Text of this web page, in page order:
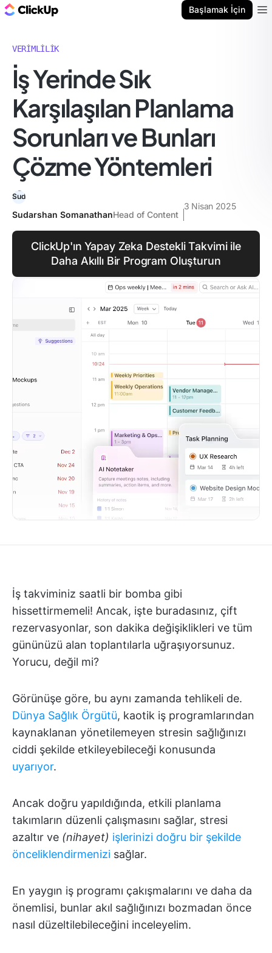
Başlamak İçin
VERIMLILIK
İş Yerinde Sık
Karşılaşılan Planlama
Sorunları ve Bunları
Çözme Yöntemleri
Sudarshan SomanathanHead of Content
3 Nisan 2025
ClickUp'ın Yapay Zeka Destekli Takvimi ile
Daha Akıllı Bir Program Oluşturun
İş takviminiz saatli bir bomba gibi
hissettirmemeli! Ancak, işte buradasınız, çift
rezervasyonlar, son dakika değişiklikleri ve tüm
gününüzü alan toplantılarla uğraşıyorsunuz.
Yorucu, değil mi?
Görünüşe göre, bu aynı zamanda tehlikeli de.
Dünya Sağlık Örgütü, kaotik iş programlarından
kaynaklanan yönetilemeyen stresin sağlığınızı
ciddi şekilde etkileyebileceği konusunda
uyarıyor.
Ancak doğru yapıldığında, etkili planlama
takımların düzenli çalışmasını sağlar, stresi
azaltır ve (nihayet) işlerinizi doğru bir şekilde
önceliklendirmenizi sağlar.
En yaygın iş programı çakışmalarını ve daha da
önemlisi, bunlar akıl sağlığınızı bozmadan önce
nasıl düzeltilebileceğini inceleyelim.